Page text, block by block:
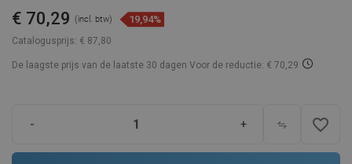
Catalogusprijs: € 87,80
€ 70,29 (incl. btw) 19,94%
De laagste prijs van de laatste 30 dagen Voor de reductie: € 70,29
- + favorite_border